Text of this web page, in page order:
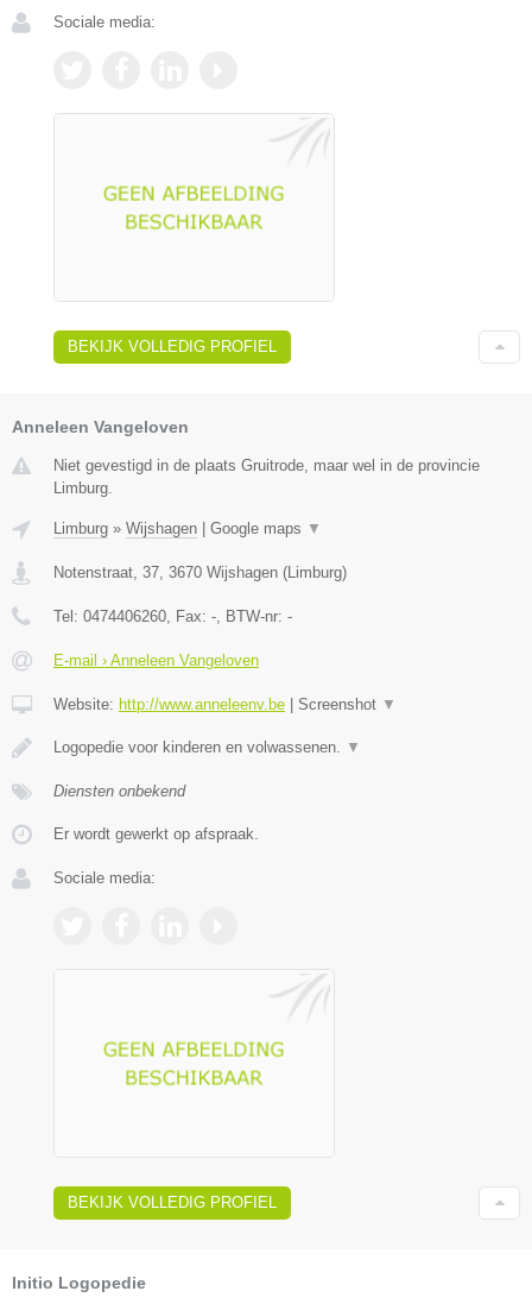
Sociale media:
BEKIJK VOLLEDIG PROFIEL
Anneleen Vangeloven
Niet gevestigd in de plaats Gruitrode, maar wel in de provincie
Limburg.
Limburg » Wijshagen Google maps ▼
Notenstraat, 37 3670 Wijshagen ( Limburg)
Tel: 0474406260 , Fax: - , BTW-nr: -
E-mail › Anneleen Vangeloven
Website: http://www.anneleenv.be Screenshot ▼
Logopedie voor kinderen en volwassenen. ▼
Diensten onbekend
Er wordt gewerkt op afspraak.
Sociale media:
BEKIJK VOLLEDIG PROFIEL
Initio Logopedie